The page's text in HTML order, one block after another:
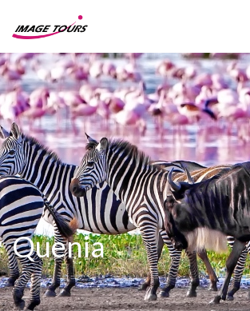
Quenia